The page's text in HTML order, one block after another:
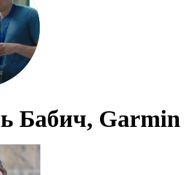
Бабич, Garmin